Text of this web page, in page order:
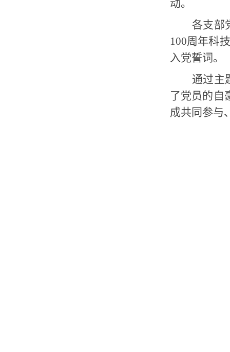
动。
各支部
100周年科
入党誓词。
通过主
了党员的自
成共同参与